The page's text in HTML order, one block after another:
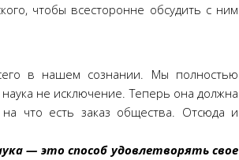
чтобы всесторонне обсудить с ним
в нашем сознании. Мы полностью
не исключение. Теперь она должна
что есть заказ общества. Отсюда и
— это способ удовлетворять свое